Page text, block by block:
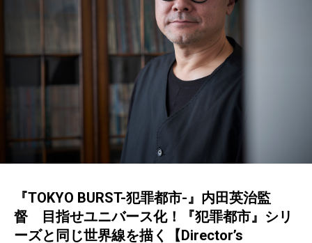
『TOKYO BURST-犯罪都市-』内田英治監
督 目指せユニバース化！『犯罪都市』シリ
ーズと同じ世界線を描く【Director’s